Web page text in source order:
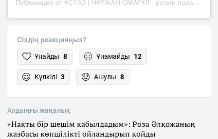
Публикация от ҰСТАЗ | НҰРЖАН СМАҒҰЛ - ресми парақша (@nurzhansmagul_ustaz)
Сіздің реакцияңыз?
Ұнайды 8 Ұнамайды 12
Күлкілі 3 Ашулы 8
Алдыңғы жаңалық
«Нақты бір шешім қабылдадым»: Роза Әлқожаның
жазбасы көпшілікті ойландырып қойды